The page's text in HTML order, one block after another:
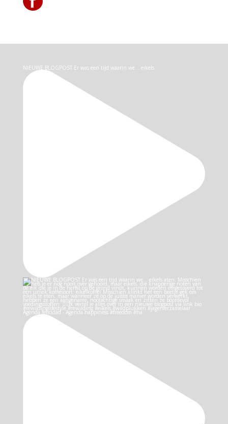
NIEUWE BLOGPOST Er was een tijd waarin we… eikels
Agenda felicidad - Agenda happiness #freedom #ha